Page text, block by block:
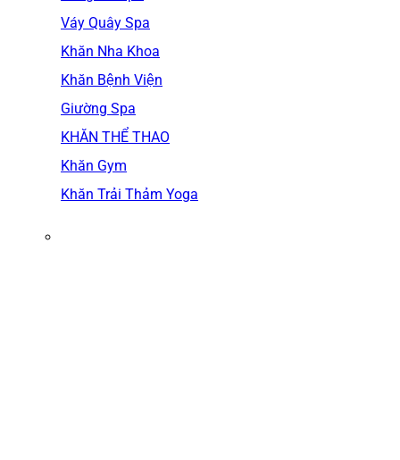
Váy Quây Spa
Khăn Nha Khoa
Khăn Bệnh Viện
Giường Spa
KHĂN THỂ THAO
Khăn Gym
Khăn Trải Thảm Yoga